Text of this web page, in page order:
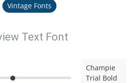
Vintage Fonts
Text Font
Champie
Trial Bold